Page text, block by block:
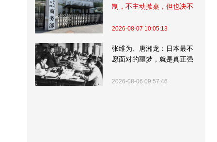
制，不主动掀桌，但也决不
2026-08-07 10:05:13
张维为、唐湘龙：日本最不
愿面对的噩梦，就是真正强
2026-08-06 09:57:46